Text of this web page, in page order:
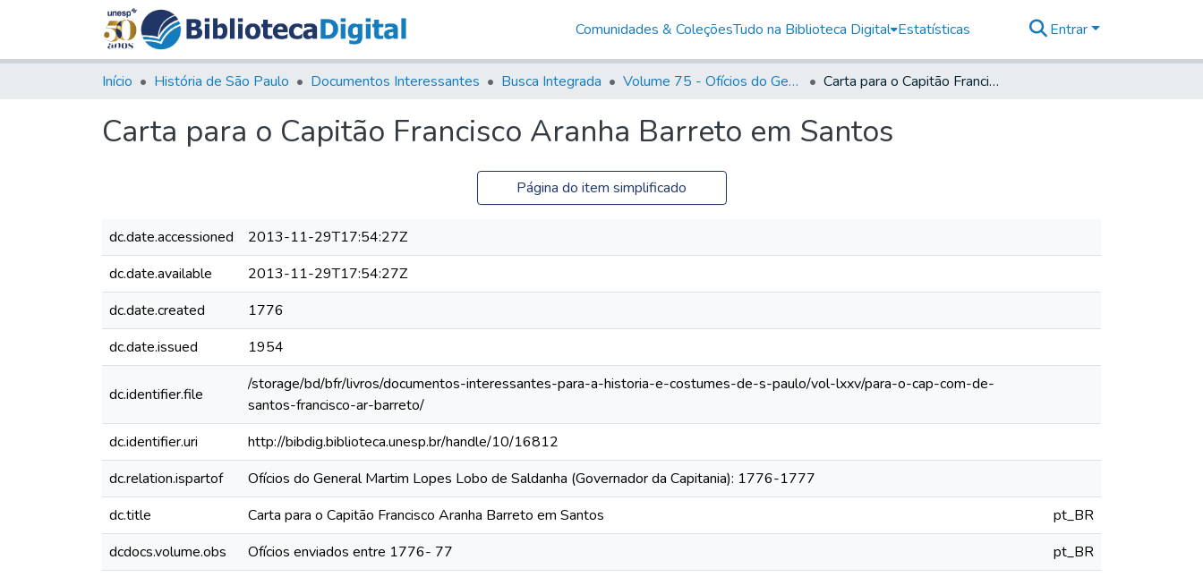
Comunidades & ColeçõesTudo na Biblioteca Digital Estatísticas Entrar
Início História de São Paulo Documentos Interessantes Busca Integrada Volume 75 - Ofícios do General Martim Lopes Lobo de Saldanha (Governador da Capitania): 1776-1777 Carta para o Capitão Francisco Aranha Barreto em Santos
Carta para o Capitão Francisco Aranha Barreto em Santos
Página do item simplificado
dc.date.accessioned
2013-11-29T17:54:27Z
dc.date.available
2013-11-29T17:54:27Z
dc.date.created
1776
dc.date.issued
1954
dc.identifier.file
/storage/bd/bfr/livros/documentos-interessantes-para-a-historia-e-costumes-de-s-paulo/vol-lxxv/para-o-cap-com-de-
santos-francisco-ar-barreto/
dc.identifier.uri
http://bibdig.biblioteca.unesp.br/handle/10/16812
dc.relation.ispartof
Ofícios do General Martim Lopes Lobo de Saldanha (Governador da Capitania): 1776-1777
dc.title
Carta para o Capitão Francisco Aranha Barreto em Santos
pt_BR
dcdocs.volume.obs
Ofícios enviados entre 1776- 77
pt_BR